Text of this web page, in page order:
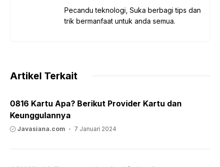
Pecandu teknologi, Suka berbagi tips dan
trik bermanfaat untuk anda semua.
Artikel Terkait
0816 Kartu Apa? Berikut Provider Kartu dan
Keunggulannya
Javasiana.com 7 Januari 2024